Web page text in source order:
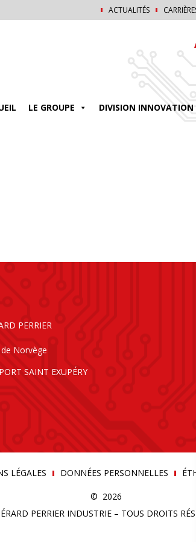
ACTUALITÉS
LE GROUPE DIVISION INNOVATION
PERRIER
Norvège
SAINT EXUPÉRY
LÉGALES DONNÉES PERSONNELLES
© 2026
PERRIER INDUSTRIE – TOUS DROITS